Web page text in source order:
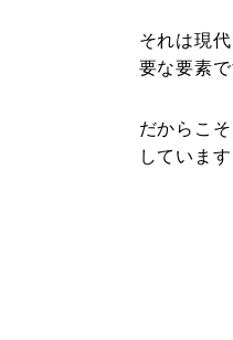
それは現
要な要素で
だからこ
しています